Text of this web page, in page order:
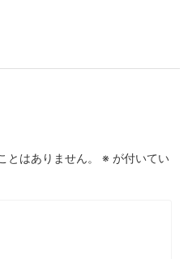
とはありません。 ※ が付いてい